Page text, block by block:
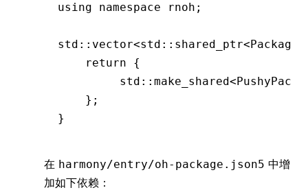
using namespace rnoh;
std :: vector<std :: shared_ptr<Package
    return
{
         std
:: make_shared<
    };
}
在 harmony/entry/oh-package.json5 中增
加如下依赖：